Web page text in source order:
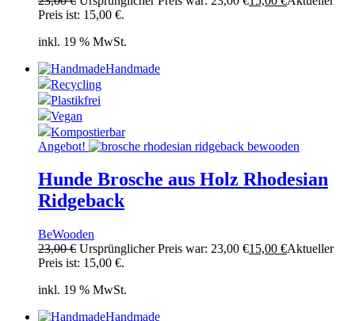
Preis ist: 15,00 €.
inkl. 19 % MwSt.
Handmade
Recycling
Plastikfrei
Vegan
Kompostierbar
Angebot!
Hunde Brosche aus Holz Rhodesian
Ridgeback
BeWooden
23,00€ Ursprünglicher Preis war: 23,00 €15,00 €Aktueller
Preis ist: 15,00 €.
inkl. 19 % MwSt.
Handmade